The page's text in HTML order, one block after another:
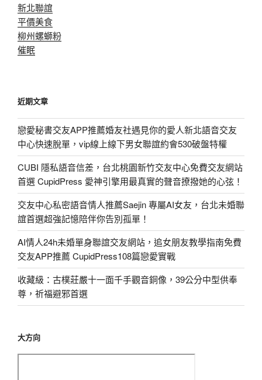
新北聯誼
平價美食
柳州螺螄粉
催眠
近期文章
戀愛秘書交友APP推薦婚友社遇見你的愛人新北語音交友
中心快速脫單，vip線上線下男女聯誼約會530破盤特權
CUBI 隱私語音信差，台北桃園新竹交友中心免費交友網站
首選 CupidPress 愛神引擎用最真實的聲音撩撥她的心弦！
交友中心私密語音情人推薦Saejin 專屬AI女友，台北未婚聯
誼首選超強記憶陪伴你告別孤單！
AI情人24h未婚單身聯誼交友網站，追女朋友教學指南免費
交友APP推薦 CupidPress108篇戀愛實戰
收藏級：古樸莊嚴十一面千手觀音銅像，39公分中型供奉
尊，祈福避邪首選
大方向